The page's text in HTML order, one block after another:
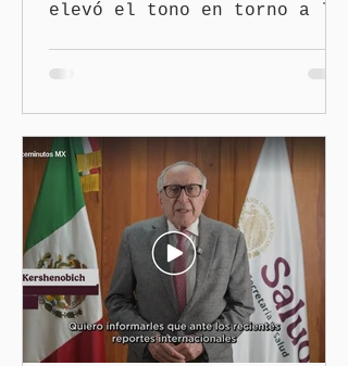
elevó el tono en torno a la
Bojalil y Elvia Graciela
"Grace" Palomares Ramírez,
al considerar que los
comentarios que emitieron
en el podcast "DesCasadas"
contra las personas adultas
mayores no pueden
justificarse como una
simple opinión o una broma.